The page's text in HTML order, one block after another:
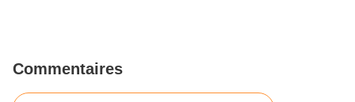
Commentaires